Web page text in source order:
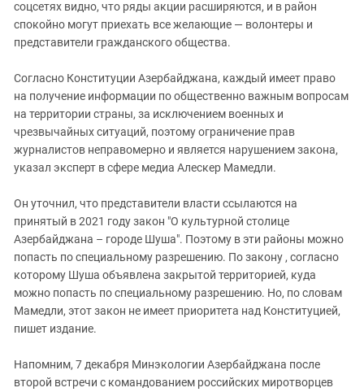
соцсетях видно, что ряды акции расширяются, и в район
спокойно могут приехать все желающие — волонтеры и
представители гражданского общества.
Согласно Конституции Азербайджана, каждый имеет право
на получение информации по общественно важным вопросам
на территории страны, за исключением военных и
чрезвычайных ситуаций, поэтому ограничение прав
журналистов неправомерно и является нарушением закона,
указал эксперт в сфере медиа Алескер Мамедли.
Он уточнил, что представители власти ссылаются на
принятый в 2021 году закон "О культурной столице
Азербайджана – городе Шуша". Поэтому в эти районы можно
попасть по специальному разрешению. По закону , согласно
которому Шуша объявлена закрытой территорией, куда
можно попасть по специальному разрешению. Но, по словам
Мамедли, этот закон не имеет приоритета над Конституцией,
пишет издание.
Напомним, 7 декабря Минэкологии Азербайджана после
второй встречи с командованием российских миротворцев